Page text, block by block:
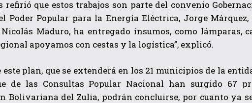
He leído y acepto lasPolítica de privacidad.
refirió que estos trabajos son parte del convenio
Poder Popular para la Energía Eléctrica, Jorge
Maduro, ha entregado insumos, como lámparas,
apoyamos con cestas y la logística”, explicó.
este plan, que se extenderá en los 21 municipios de la
de las Consultas Popular Nacional han surgido 67
Bolivariana del Zulia, podrán concluirse, por cuanto ya